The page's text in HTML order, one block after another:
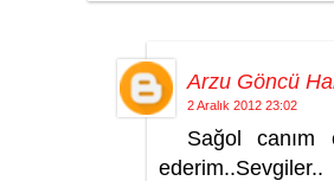
Arzu Göncü
2 Aralık 2012 23:02
Sağol canım
ederim..Sevgiler..